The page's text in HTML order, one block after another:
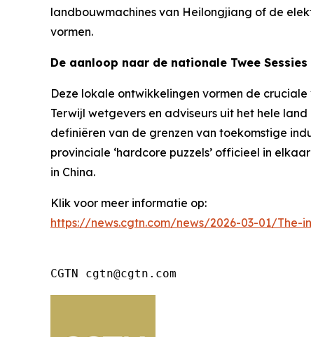
landbouwmachines van Heilongjiang of de
vormen.
De aanloop naar de nationale Twee Sessies
Deze lokale ontwikkelingen vormen de
Terwijl wetgevers en adviseurs uit het hele
definiëren van de grenzen van toekomstige
provinciale ‘hardcore puzzels’ officieel in
in China.
Klik voor meer informatie op:
https://news.cgtn.com/news/2026-03-01/The-
CGTN cgtn@cgtn.com